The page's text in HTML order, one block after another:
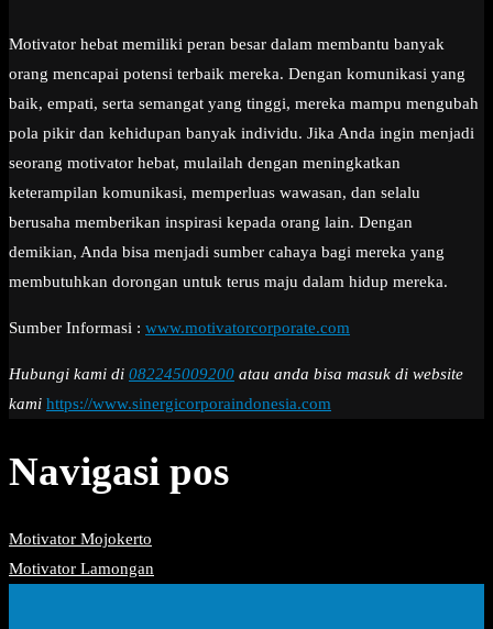
Motivator hebat memiliki peran besar dalam membantu banyak
orang mencapai potensi terbaik mereka. Dengan komunikasi yang
baik, empati, serta semangat yang tinggi, mereka mampu mengubah
pola pikir dan kehidupan banyak individu. Jika Anda ingin menjadi
seorang motivator hebat, mulailah dengan meningkatkan
keterampilan komunikasi, memperluas wawasan, dan selalu
berusaha memberikan inspirasi kepada orang lain. Dengan
demikian, Anda bisa menjadi sumber cahaya bagi mereka yang
membutuhkan dorongan untuk terus maju dalam hidup mereka.
Sumber Informasi : www.motivatorcorporate.com
Hubungi kami di 082245009200 atau anda bisa masuk di website
kami https://www.sinergicorporaindonesia.com
Navigasi pos
Motivator Mojokerto
Motivator Lamongan